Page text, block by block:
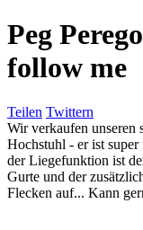
Peg
follow me
Teilen Twittern
Wir verkaufen unseren
Hochstuhl - er ist
der Liegefunktion ist
Gurte und der
Flecken auf... Kann